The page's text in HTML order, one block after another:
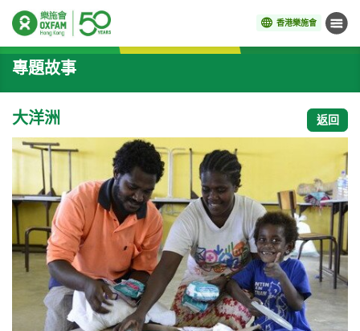
香港樂施會 目錄
開始主要內容
專題故事
大洋洲 返回